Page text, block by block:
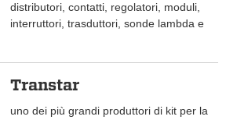
distributori, contatti, regolatori, moduli,
interruttori, trasduttori, sonde lambda e
Transtar
uno dei più grandi produttori di kit per la